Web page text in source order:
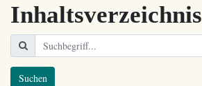
Inhaltsverzeichnis
Suchen